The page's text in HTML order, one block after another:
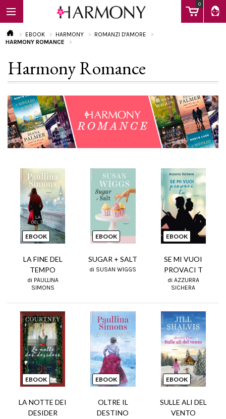
0
EBOOK
LIBRI
Calendario
EBOOK HARMONY
ROMANZI D'AMORE
HARMONY ROMANCE
Harmony Romance
EBOOK
LA FINE DEL
TEMPO
di PAULLINA
SIMONS
EBOOK
SUGAR + SALT
di SUSAN WIGGS
EBOOK
SE MI VUOI
PROVACI T
di AZZURRA
SICHERA
EBOOK
LA NOTTE DEI
DESIDER
EBOOK
OLTRE IL
DESTINO
EBOOK
SULLE ALI DEL
VENTO